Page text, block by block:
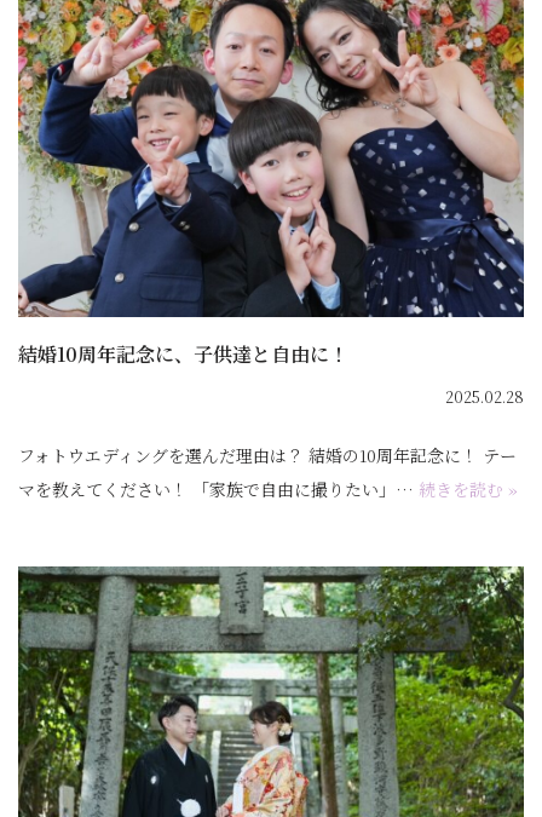
結婚10周年記念に、子供達と自由に！
2025.02.28
フォトウエディングを選んだ理由は？ 結婚の10周年記念に！ テー
マを教えてください！ 「家族で自由に撮りたい」… 続きを読む »